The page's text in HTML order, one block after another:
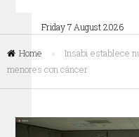
Friday 7 August 2026
Home »
Insabi establece
menores con cáncer